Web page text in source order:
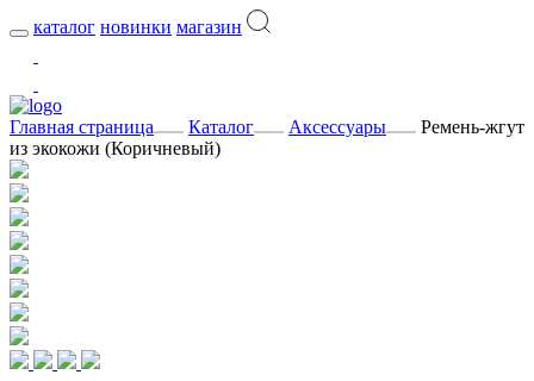
каталог новинки магазин
Главная страница Каталог Аксессуары
Ремень-жгут
из экокожи (Коричневый)